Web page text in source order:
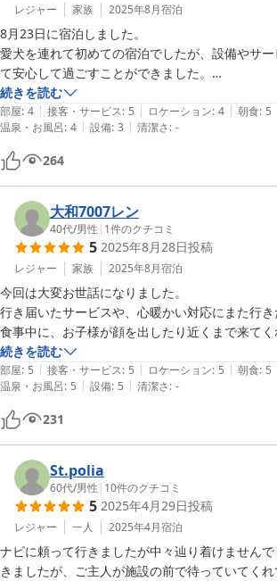
絶対リピートしたいので次は家族で来ます！
レジャー 家族 2025年8月宿泊
8月23日に宿泊しました。
愛犬を連れて初めての宿泊でしたが、設備やサ
て安心して過ごすことができました。
お食事は夕食も朝食もとても美味しく大満足でし
同日に宿泊していた方（ワンちゃんも）も優しい
間を過ごすことができました。
また宿泊させていただきたいと思います。ありが
続きを読む
部屋: 4 | 接客・サービス: 5 | ロケーション: 4 | 朝食: 5
温泉・お風呂: 4 | 設備: 3 | 清潔さ: -
264
大和7007レン
40代/男性 | 1件のクチコミ
5 2025年8月28日投稿
レジャー 家族 2025年8月宿泊
今回は大変お世話になりました。
行き届いたサービスや、心暖かい対応にまた行き
食事中に、お子様が顔を出したり近くまで来て
たです。
食事もお風呂もお部屋も最高でした！連れて行っ
ままに過ごせてリラックスしていました。
また子供の長期連休などありましたら予約させて
本当にありがとうございました。
続きを読む
部屋: 5 | 接客・サービス: 5 | ロケーション: 5 | 朝食: 5
温泉・お風呂: 5 | 設備: 5 | 清潔さ: -
231
St.polia
60代/男性 | 10件のクチコミ
5 2025年4月29日投稿
レジャー 一人 2025年4月宿泊
ナビに頼って行きましたが中々辿り着けません
きましたが、ご主人が施設の前で待っていてくれ